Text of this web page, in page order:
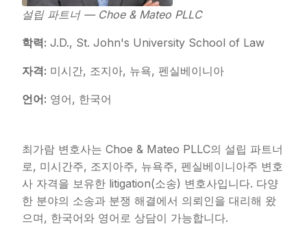
설립 파트너 — Choe & Mateo PLLC
학력: J.D., St. John's University School of Law
자격: 미시간, 조지아, 뉴욕, 펜실베이니아
언어: 영어, 한국어
최가람 변호사는 Choe & Mateo PLLC의 설립 파트너
로, 미시간주, 조지아주, 뉴욕주, 펜실베이니아주 변호
사 자격을 보유한 litigation(소송) 변호사입니다. 다양
한 분야의 소송과 분쟁 해결에서 의뢰인을 대리해 왔
으며, 한국어와 영어로 상담이 가능합니다.